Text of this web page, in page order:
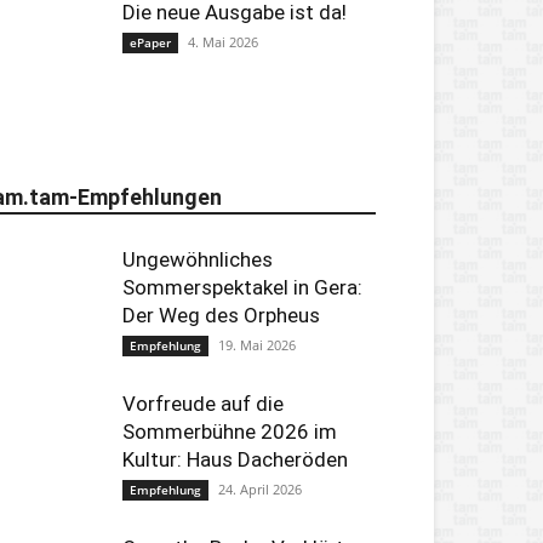
Die neue Ausgabe ist da!
ePaper 4. Mai 2026
Empfehlungen
Ungewöhnliches
Sommerspektakel in Gera:
Der Weg des Orpheus
Empfehlung 19. Mai 2026
Vorfreude auf die
Sommerbühne 2026 im
Kultur: Haus Dacheröden
Empfehlung 24. April 2026